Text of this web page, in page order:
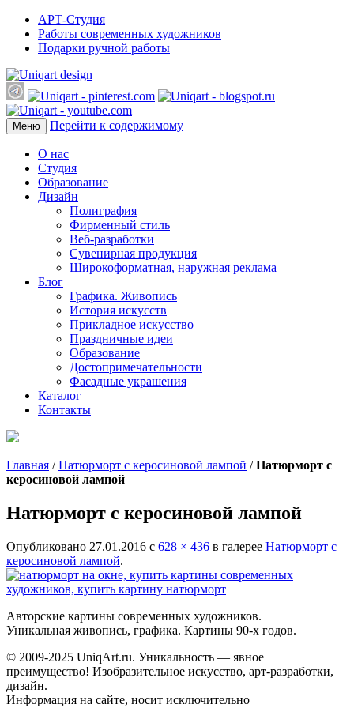
АРТ-Студия
Работы современных художников
Подарки ручной работы
Меню Перейти к содержимому
О нас
Студия
Образование
Дизайн
Полиграфия
Фирменный стиль
Веб-разработки
Сувенирная продукция
Широкоформатная, наружная реклама
Блог
Графика. Живопись
История искусств
Прикладное искусство
Праздничные идеи
Образование
Достопримечательности
Фасадные украшения
Каталог
Контакты
Главная /Натюрморт с керосиновой лампой /Натюрморт с
керосиновой лампой
Натюрморт с керосиновой лампой
Опубликовано 27.01.2016 с 628 × 436 в галерее Натюрморт с
керосиновой лампой.
Авторские картины современных художников.
Уникальная живопись, графика. Картины 90-х годов.
© 2009-2025 UniqАrt.ru. Уникальность — явное
преимущество! Изобразительное искусство, арт-разработки,
дизайн.
Информация на сайте, носит исключительно